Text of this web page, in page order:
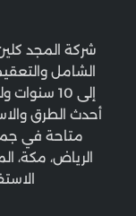
شركة المجد
الشامل
إلى 10
أحدث الطرق
متاحة في
الرياض، مكة،